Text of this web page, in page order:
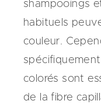
shampooings
habituels
couleur.
colorés sont
de la fibre